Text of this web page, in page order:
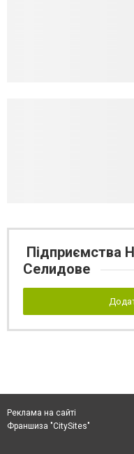
Підприємства
Селидове
Реклама на сайті
Франшиза "CitySites"